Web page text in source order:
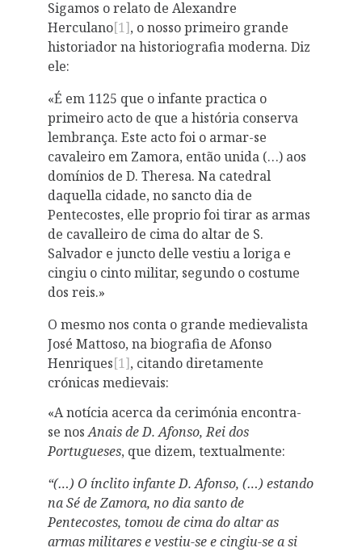
Sigamos o relato de Alexandre
Herculano[1], o nosso primeiro grande
historiador na historiografia moderna. Diz
ele:
«É em 1125 que o infante practica o
primeiro acto de que a história conserva
lembrança. Este acto foi o armar-se
cavaleiro em Zamora, então unida (…) aos
domínios de D. Theresa. Na catedral
daquella cidade, no sancto dia de
Pentecostes, elle proprio foi tirar as armas
de cavalleiro de cima do altar de S.
Salvador e juncto delle vestiu a loriga e
cingiu o cinto militar, segundo o costume
dos reis.»
O mesmo nos conta o grande medievalista
José Mattoso, na biografia de Afonso
Henriques[1], citando diretamente
crónicas medievais:
«A notícia acerca da cerimónia encontra-
se nosAnais de D. Afonso, Rei dos
Portugueses, que dizem, textualmente:
“(…) O ínclito infante D. Afonso, (…) estando
na Sé de Zamora, no dia santo de
Pentecostes, tomou de cima do altar as
armas militares e vestiu-se e cingiu-se a si